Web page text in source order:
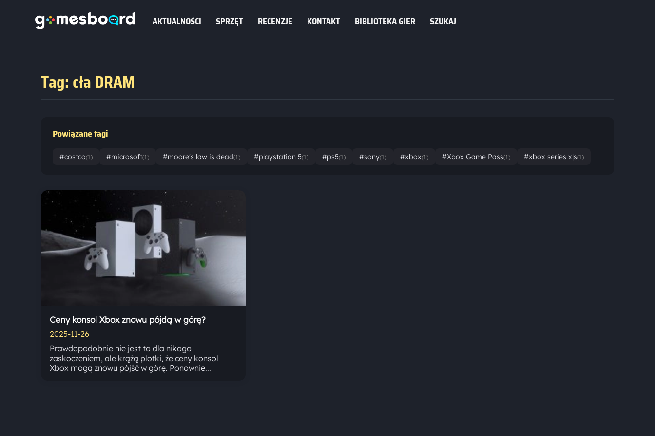
AKTUALNOŚCI SPRZĘT RECENZJE KONTAKT BIBLIOTEKA GIER SZUKAJ
Tag: cła DRAM
Powiązane tagi
#costco(1) #microsoft(1) #moore's law is dead(1) #playstation 5(1) #ps5(1) #sony(1) #xbox(1) #Xbox Game Pass(1) #xbox series x|s(1)
Ceny konsol Xbox znowu pójdą w górę?
2025-11-26
Prawdopodobnie nie jest to dla nikogo
zaskoczeniem, ale krążą plotki, że ceny konsol
Xbox mogą znowu pójść w górę. Ponownie...